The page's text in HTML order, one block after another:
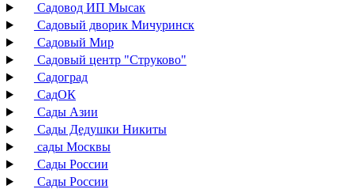
Садовод ИП Мысак
Садовый дворик Мичуринск
Садовый Мир
Садовый центр "Струково"
Садоград
СадОК
Сады Азии
Сады Дедушки Никиты
сады Москвы
Сады России
Сады России